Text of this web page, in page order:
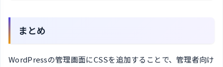
まとめ
WordPressの管理画面にCSSを追加することで、管理者向け